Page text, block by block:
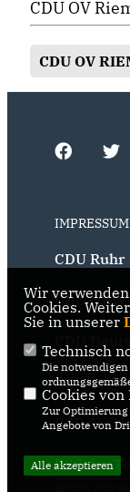
CDU OV
CDU OV
IMPRESSUM
CDU Ruhr
CDU NRW
RSS der
RSS der
RSS der
Wir
Cookies.
Sie in unserer
Technisch
Die
Cookies
Zur Optimierung
Angebote von
Alle akzeptieren